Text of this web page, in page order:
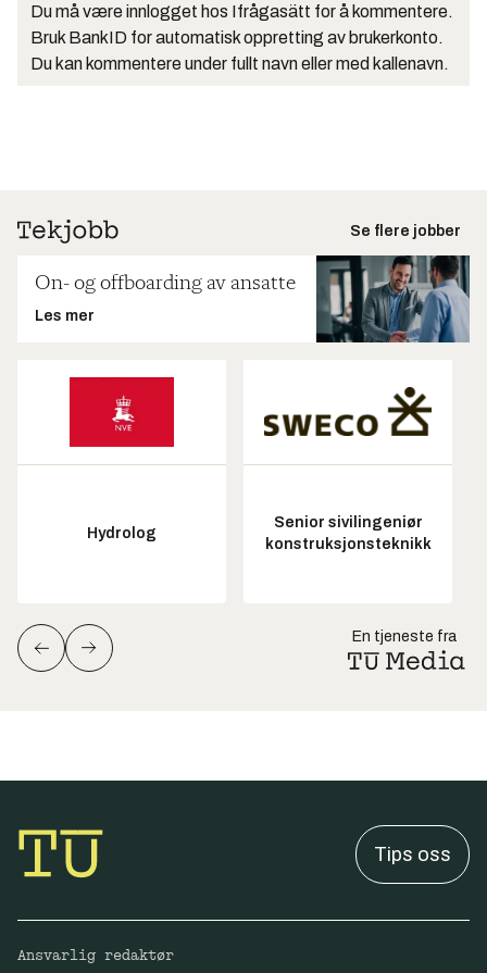
Du må være innlogget hos Ifrågasätt for å kommentere.
Bruk BankID for automatisk oppretting av brukerkonto.
Du kan kommentere under fullt navn eller med kallenavn.
Se flere jobber
On- og offboarding av ansatte
Les mer
Hydrolog
Senior sivilingeniør
konstruksjonsteknikk
En tjeneste fra
Tips oss
Ansvarlig redaktør